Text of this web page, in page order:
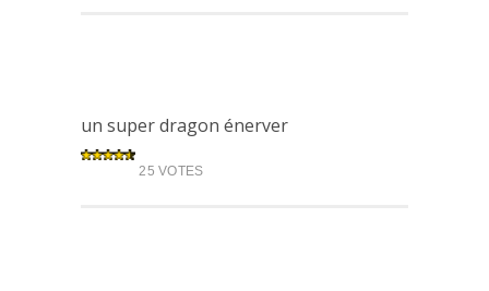
un super dragon énerver
25 VOTES